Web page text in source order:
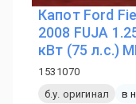
Капот Ford
2008 FUJA
кВт (75 л.с.)
1531070
б.у. оригинал
в